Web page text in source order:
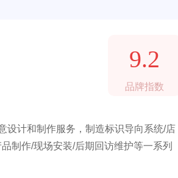
9.2
品牌指数
设计和制作服务，制造标识导向系统/店
制作/现场安装/后期回访维护等一系列